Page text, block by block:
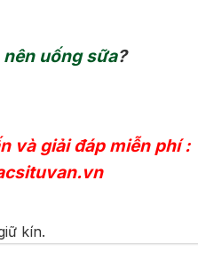
uống sữa?
và giải đáp miễn phí :
kín.